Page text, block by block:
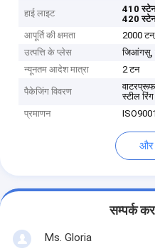
हाई लाइट 410
420
आपूर्ति की क्षमता
2000
उत्पत्ति के प्लेस
जिआंगसु,
न्यूनतम आदेश मात्रा
2 टन
पैकेजिंग विवरण
स्टील
प्रमाणन
ISO9001
और
सम्पर्क
Ms. Gloria